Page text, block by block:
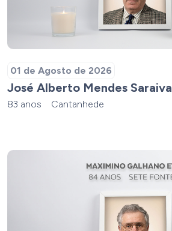
01 de Agosto de 2026
José Alberto Mendes Saraiva
83 anos Cantanhede